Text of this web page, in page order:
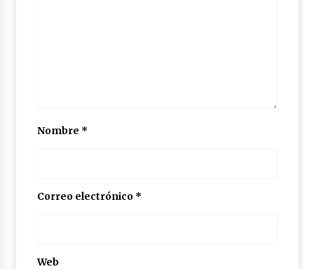
Nombre *
Correo electrónico *
Web